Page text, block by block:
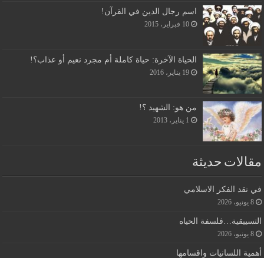
اسم رجال الدين في القرآن!
10 فبراير، 2015
الحياة الآخرة: حياة كاملة أم مجرد نعيم أو عذاب؟!
19 يناير، 2016
من هو: الشهيد ؟!
1 يناير، 2013
مقالات حديثة
في نقد الفكر الاسلامي
8 يونيو، 2026
التسييقية…فلسفة الحياه
8 يونيو، 2026
أهمية اللسانيات واقسامها